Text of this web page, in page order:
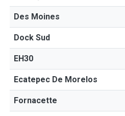
Des Moines
Dock Sud
EH30
Ecatepec De Morelos
Fornacette